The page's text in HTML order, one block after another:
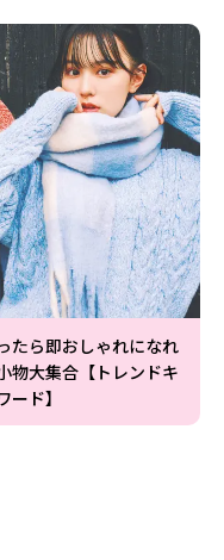
たら即おしゃれになれ
物大集合【トレンドキ
ード】